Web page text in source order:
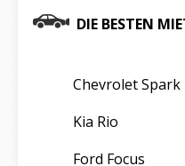
DIE BESTEN
Chevrolet Spark
Kia Rio
Ford Focus